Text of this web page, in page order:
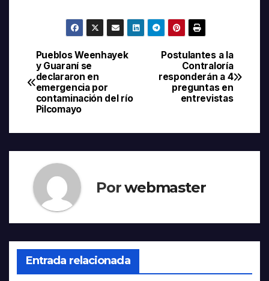
Navegación
de
entradas
Postulantes a la
Contraloría
responderán a 4
preguntas en
entrevistas
Pueblos Weenhayek
y Guaraní se
declararon en
emergencia por
contaminación del río
Pilcomayo
Porwebmaster
Entrada relacionada